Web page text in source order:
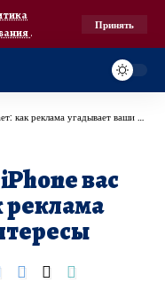
.
Принять
реклама угадывает ваши интересы
вас
реклама